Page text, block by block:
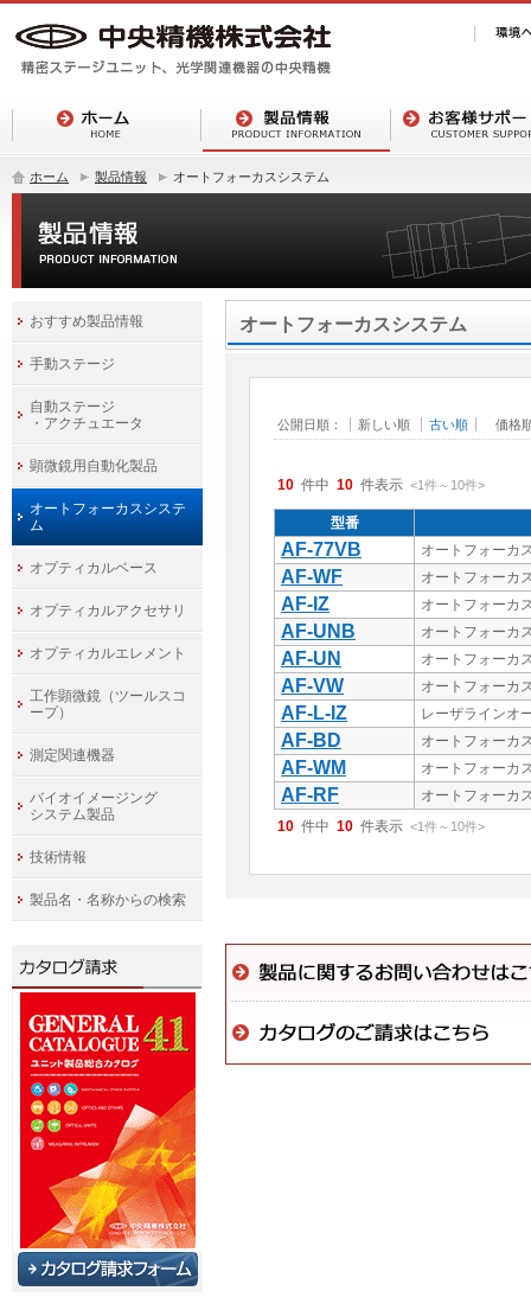
ホーム 製品情報 オートフォーカスシステム
オートフォーカスシステム
公開日順： 新しい順 古い順 価格
10 件中 10 件表示 <1件～ 10件>
型番
AF-77VB オートフォーカ
AF-WF オートフォーカ
AF-IZ オートフォーカ
AF-UNB オートフォーカ
AF-UN オートフォーカ
AF-VW オートフォーカ
AF-L-IZ レーザラインオ
AF-BD オートフォーカ
AF-WM オートフォーカ
AF-RF
オートフォーカ
10 件中 10 件表示 <1件～ 10件>
おすすめ製品情報
手動ステージ
自動ステージ
・アクチュエータ
顕微鏡用自動化製品
オートフォーカスシステ
ム
オプティカルベース
オプティカルアクセサリ
オプティカルエレメント
工作顕微鏡（ツールスコ
ープ）
測定関連機器
バイオイメージング
システム製品
技術情報
製品名・名称からの検索